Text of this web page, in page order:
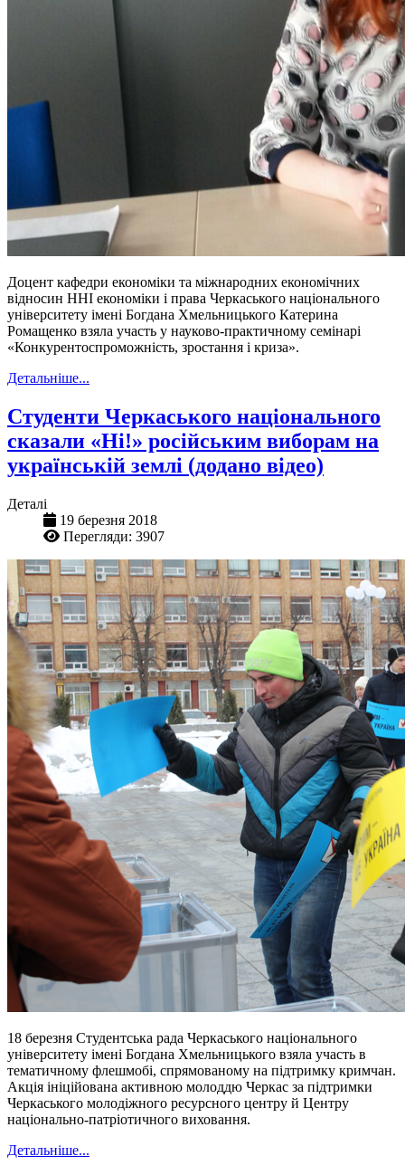
Доцент кафедри економіки та міжнародних економічних
відносин ННІ економіки і права Черкаського національного
університету імені Богдана Хмельницького Катерина
Ромащенко взяла участь у науково-практичному семінарі
«Конкурентоспроможність, зростання і криза».
Детальніше...
Студенти Черкаського національного
сказали «Ні!» російським виборам на
українській землі (додано відео)
Деталі
19 березня 2018
Перегляди: 3907
18 березня Студентська рада Черкаського національного
університету імені Богдана Хмельницького взяла участь в
тематичному флешмобі, спрямованому на підтримку кримчан.
Акція ініційована активною молоддю Черкас за підтримки
Черкаського молодіжного ресурсного центру й Центру
національно-патріотичного виховання.
Детальніше...